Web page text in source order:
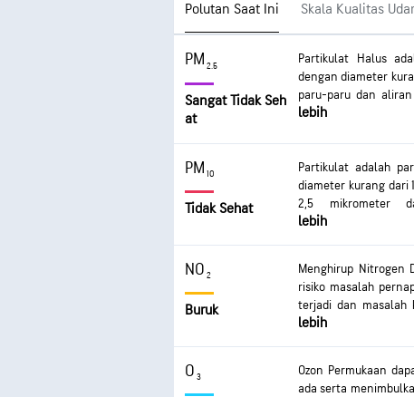
Polutan Saat Ini Skala Kualitas
PM2.5
Sangat Tidak Seh
at
Partikulat Halus
dengan diameter
paru-paru dan
serius. Dampak
bernapas, asma
kronis.
lebih
PM10
Tidak Sehat
Partikulat adalah
diameter kurang dari
2,5 mikrometer
mengakibatkan
sering dapat
lebih
NO2
Buruk
Menghirup Nitrogen
risiko masalah
terjadi dan masalah
pernapasan dapat
lebih
O3
Ozon Permukaan
ada serta